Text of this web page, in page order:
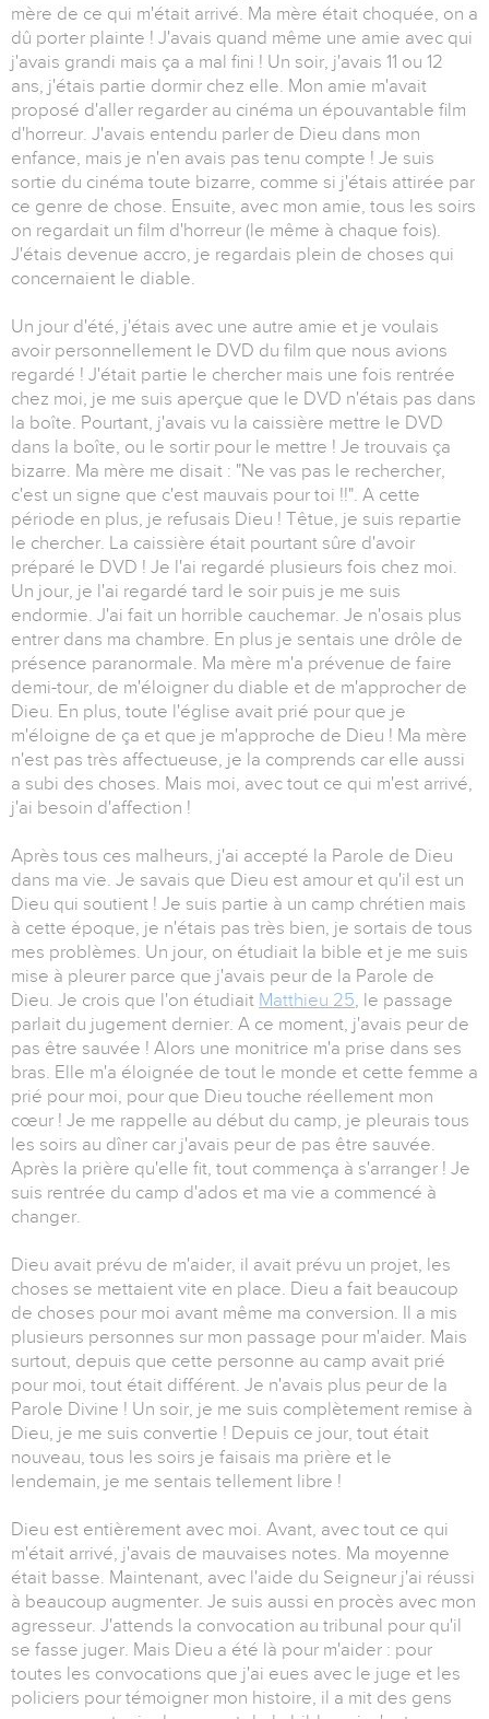
mère de ce qui m'était arrivé. Ma mère était choquée, on a
dû porter plainte ! J'avais quand même une amie avec qui
j'avais grandi mais ça a mal fini ! Un soir, j'avais 11 ou 12
ans, j'étais partie dormir chez elle. Mon amie m'avait
proposé d'aller regarder au cinéma un épouvantable film
d'horreur. J'avais entendu parler de Dieu dans mon
enfance, mais je n'en avais pas tenu compte ! Je suis
sortie du cinéma toute bizarre, comme si j'étais attirée par
ce genre de chose. Ensuite, avec mon amie, tous les soirs
on regardait un film d'horreur (le même à chaque fois).
J'étais devenue accro, je regardais plein de choses qui
concernaient le diable.
Un jour d'été, j'étais avec une autre amie et je voulais
avoir personnellement le DVD du film que nous avions
regardé ! J'était partie le chercher mais une fois rentrée
chez moi, je me suis aperçue que le DVD n'étais pas dans
la boîte. Pourtant, j'avais vu la caissière mettre le DVD
dans la boîte, ou le sortir pour le mettre ! Je trouvais ça
bizarre. Ma mère me disait : "Ne vas pas le rechercher,
c'est un signe que c'est mauvais pour toi !!". A cette
période en plus, je refusais Dieu ! Têtue, je suis repartie
le chercher. La caissière était pourtant sûre d'avoir
préparé le DVD ! Je l'ai regardé plusieurs fois chez moi.
Un jour, je l'ai regardé tard le soir puis je me suis
endormie. J'ai fait un horrible cauchemar. Je n'osais plus
entrer dans ma chambre. En plus je sentais une drôle de
présence paranormale. Ma mère m'a prévenue de faire
demi-tour, de m'éloigner du diable et de m'approcher de
Dieu. En plus, toute l'église avait prié pour que je
m'éloigne de ça et que je m'approche de Dieu ! Ma mère
n'est pas très affectueuse, je la comprends car elle aussi
a subi des choses. Mais moi, avec tout ce qui m'est arrivé,
j'ai besoin d'affection !
Après tous ces malheurs, j'ai accepté la Parole de Dieu
dans ma vie. Je savais que Dieu est amour et qu'il est un
Dieu qui soutient ! Je suis partie à un camp chrétien mais
à cette époque, je n'étais pas très bien, je sortais de tous
mes problèmes. Un jour, on étudiait la bible et je me suis
mise à pleurer parce que j'avais peur de la Parole de
Dieu. Je crois que l'on étudiait Matthieu 25, le passage
parlait du jugement dernier. A ce moment, j'avais peur de
pas être sauvée ! Alors une monitrice m'a prise dans ses
bras. Elle m'a éloignée de tout le monde et cette femme a
prié pour moi, pour que Dieu touche réellement mon
cœur ! Je me rappelle au début du camp, je pleurais tous
les soirs au dîner car j'avais peur de pas être sauvée.
Après la prière qu'elle fit, tout commença à s'arranger ! Je
suis rentrée du camp d'ados et ma vie a commencé à
changer.
Dieu avait prévu de m'aider, il avait prévu un projet, les
choses se mettaient vite en place. Dieu a fait beaucoup
de choses pour moi avant même ma conversion. Il a mis
plusieurs personnes sur mon passage pour m'aider. Mais
surtout, depuis que cette personne au camp avait prié
pour moi, tout était différent. Je n'avais plus peur de la
Parole Divine ! Un soir, je me suis complètement remise à
Dieu, je me suis convertie ! Depuis ce jour, tout était
nouveau, tous les soirs je faisais ma prière et le
lendemain, je me sentais tellement libre !
Dieu est entièrement avec moi. Avant, avec tout ce qui
m'était arrivé, j'avais de mauvaises notes. Ma moyenne
était basse. Maintenant, avec l'aide du Seigneur j'ai réussi
à beaucoup augmenter. Je suis aussi en procès avec mon
agresseur. J'attends la convocation au tribunal pour qu'il
se fasse juger. Mais Dieu a été là pour m'aider : pour
toutes les convocations que j'ai eues avec le juge et les
policiers pour témoigner mon histoire, il a mit des gens